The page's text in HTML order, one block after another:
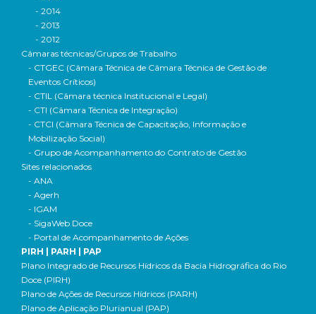
- 2014
- 2013
- 2012
Câmaras técnicas/Grupos de Trabalho
- CTGEC (Câmara Técnica de Câmara Técnica de Gestão de
Eventos Críticos)
- CTIL (Câmara técnica Institucional e Legal)
- CTI (Câmara Técnica de Integração)
- CTCI (Câmara Técnica de Capacitação, Informação e
Mobilização Social)
- Grupo de Acompanhamento do Contrato de Gestão
Sites relacionados
- ANA
- Agerh
- IGAM
- SigaWeb Doce
- Portal de Acompanhamento de Ações
PIRH | PARH | PAP
Plano Integrado de Recursos Hídricos da Bacia Hidrográfica do Rio
Doce (PIRH)
Plano de Ações de Recursos Hídricos (PARH)
Plano de Aplicação Plurianual (PAP)